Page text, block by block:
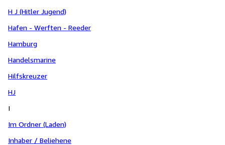
H J (Hitler Jugend)
Hafen - Werften - Reeder
Hamburg
Handelsmarine
Hilfskreuzer
HJ
I
Im Ordner (Laden)
Inhaber / Beliehene